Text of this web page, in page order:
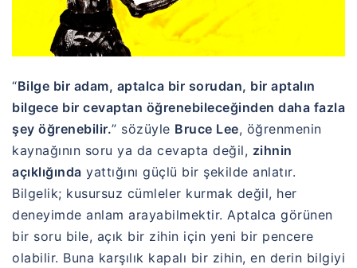
“Bilge bir adam, aptalca bir sorudan, bir aptalın
bilgece bir cevaptan öğrenebileceğinden daha fazla
şey öğrenebilir.” sözüyle Bruce Lee, öğrenmenin
kaynağının soru ya da cevapta değil, zihnin
açıklığında yattığını güçlü bir şekilde anlatır.
Bilgelik; kusursuz cümleler kurmak değil, her
deneyimde anlam arayabilmektir. Aptalca görünen
bir soru bile, açık bir zihin için yeni bir pencere
olabilir. Buna karşılık kapalı bir zihin, en derin bilgiyi